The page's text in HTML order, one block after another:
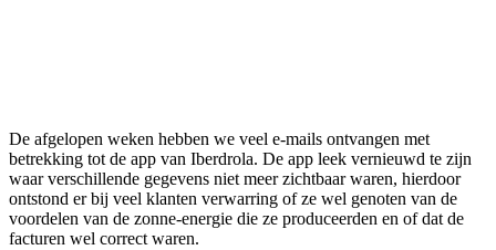
De afgelopen weken hebben we veel e-mails ontvangen met
betrekking tot de app van Iberdrola. De app leek vernieuwd te zijn
waar verschillende gegevens niet meer zichtbaar waren, hierdoor
ontstond er bij veel klanten verwarring of ze wel genoten van de
voordelen van de zonne-energie die ze produceerden en of dat de
facturen wel correct waren.